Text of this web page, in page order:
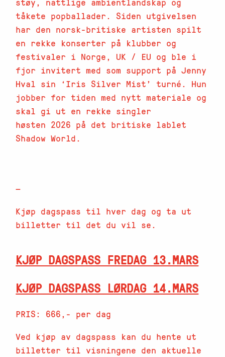
tåkete popballader. Siden utgivelsen
har den norsk-britiske artisten spilt
en rekke konserter på klubber og
festivaler i Norge, UK / EU og ble i
fjor invitert med som support på Jenny
Hval sin ‘Iris Silver Mist’ turné. Hun
jobber for tiden med nytt materiale og
skal gi ut en rekke singler
høsten 2026 på det britiske lablet
Shadow World.
—
Kjøp dagspass til hver dag og ta ut
billetter til det du vil se.
KJØP DAGSPASS FREDAG 13.MARS
KJØP DAGSPASS LØRDAG 14.MARS
PRIS: 666,- per dag
Ved kjøp av dagspass kan du hente ut
billetter til visningene den aktuelle